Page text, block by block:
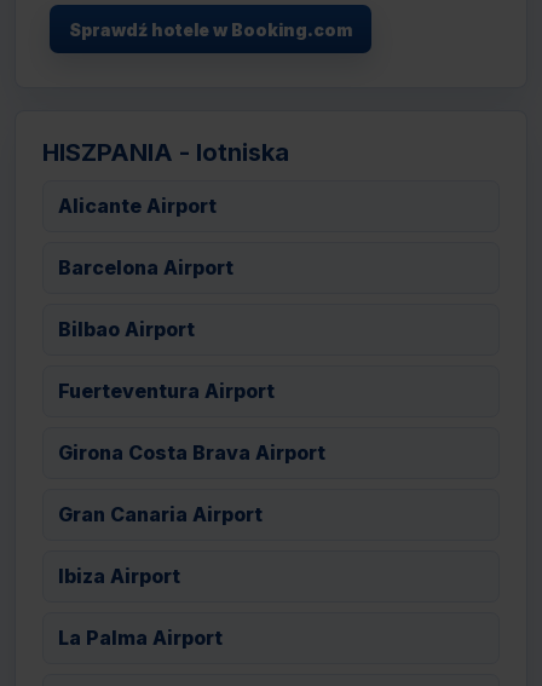
Sprawdź hotele w Booking.com
HISZPANIA - lotniska
Alicante Airport
Barcelona Airport
Bilbao Airport
Fuerteventura Airport
Girona Costa Brava Airport
Gran Canaria Airport
Ibiza Airport
La Palma Airport